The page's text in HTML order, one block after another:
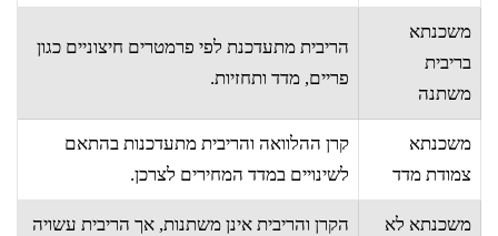
משכנתא
בריבית
משתנה
הריבית מתעדכנת לפי פרמטרים חיצוניים כגון
פריים, מדד ותחזיות.
משכנתא
צמודת מדד
קרן ההלוואה והריבית מתעדכנות בהתאם
לשינויים במדד המחירים לצרכן.
משכנתא לא
הקרן והריבית אינן משתנות, אך הריבית עשויה